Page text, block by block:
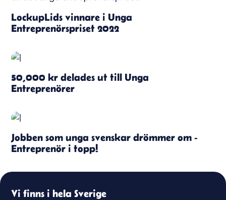
LockupLids vinnare i Unga
Entreprenörspriset 2022
50,000 kr delades ut till Unga
Entreprenörer
Jobben som unga svenskar drömmer om -
Entreprenör i topp!
Vi finns i hela Sverige